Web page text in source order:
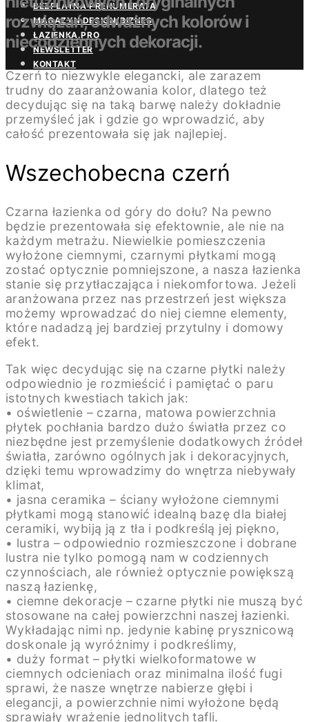
BEZPŁATNA PRENUMERATA
MAGAZYN DESIGN/BIZNES
ŁAZIENKA.PRO
NEWSLETTER
KONTAKT
rozwiązań, odważnych kolorów i
niecodziennych dekoracji.
Czerń to niezwykle elegancki, ale zarazem
trudny do zaaranżowania kolor, dlatego też
decydując się na taką barwę należy dokładnie
przemyśleć jak i gdzie go wprowadzić, aby
całość prezentowała się jak najlepiej.
Wszechobecna czerń
Czarna łazienka od góry do dołu? Na pewno
będzie prezentowała się efektownie, ale nie na
każdym metrażu. Niewielkie pomieszczenia
wyłożone ciemnymi, czarnymi płytkami mogą
zostać optycznie pomniejszone, a nasza łazienka
stanie się przytłaczająca i niekomfortowa. Jeżeli
aranżowana przez nas przestrzeń jest większa
możemy wprowadzać do niej ciemne elementy,
które nadadzą jej bardziej przytulny i domowy
efekt.
Tak więc decydując się na czarne płytki należy
odpowiednio je rozmieścić i pamiętać o paru
istotnych kwestiach takich jak:
• oświetlenie – czarna, matowa powierzchnia
płytek pochłania bardzo dużo światła przez co
niezbędne jest przemyślenie dodatkowych źródeł
światła, zarówno ogólnych jak i dekoracyjnych,
dzięki temu wprowadzimy do wnętrza niebywały
klimat,
• jasna ceramika – ściany wyłożone ciemnymi
płytkami mogą stanowić idealną bazę dla białej
ceramiki, wybiją ją z tła i podkreślą jej piękno,
• lustra – odpowiednio rozmieszczone i dobrane
lustra nie tylko pomogą nam w codziennych
czynnościach, ale również optycznie powiększą
naszą łazienkę,
• ciemne dekoracje – czarne płytki nie muszą być
stosowane na całej powierzchni naszej łazienki.
Wykładając nimi np. jedynie kabinę prysznicową
doskonale ją wyróżnimy i podkreślimy,
• duży format – płytki wielkoformatowe w
ciemnych odcieniach oraz minimalna ilość fugi
sprawi, że nasze wnętrze nabierze głębi i
elegancji, a powierzchnie nimi wyłożone będą
sprawiały wrażenie jednolitych tafli.